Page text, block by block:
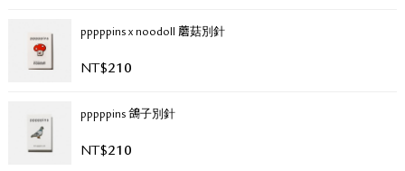
pppppins x noodoll 蘑菇別針
NT$210
pppppins 鴿子別針
NT$210